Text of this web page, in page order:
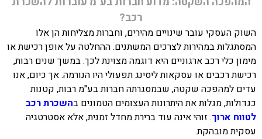
רכב?
השוק העסקי עובר שינויים מהירים, וחברות מצליחות הן אלו
המסתגלות במהירות לצרכים המשתנים. ההחלטה על אופן רכישת או
מימון כלי רכב ארגוניים היא דוגמה מצוינת לכך. במשך שנים רבות,
רכישת רכבים או עסקאות ליסינג תפעולי היו הנורמה. אך כיום, אנו
עדים למהפכה שקטה, שבמסגרתה חברות בע"מ רבות, קטנות
כגדולות, מגלות את היתרונות העצומים הטמונים בהשכרת רכב
לטווח ארוך. זוהי אינה עוד ברירת מחדל זמנית, אלא אסטרטגיה
עסקית מובהקת.